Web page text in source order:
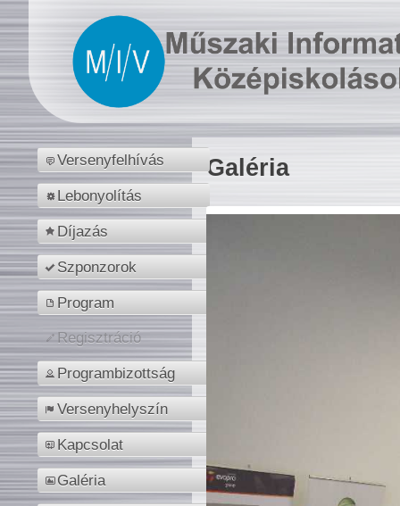
Versenyfelhívás
Lebonyolítás
Díjazás
Szponzorok
Program
Regisztráció
Programbizottság
Versenyhelyszín
Kapcsolat
Galéria
Galéria